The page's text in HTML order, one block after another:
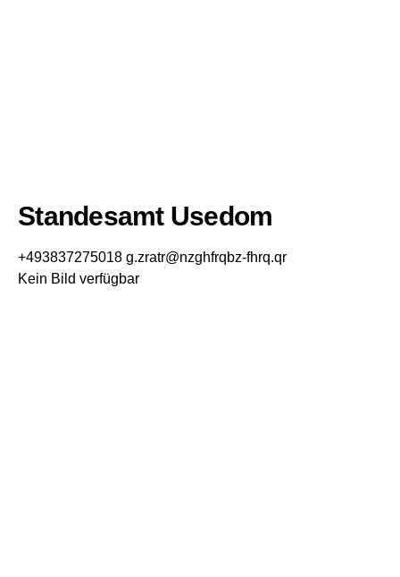
Standesamt Usedom
+493837275018 g.zratr@nzghfrqbz-fhrq.qr
Kein Bild verfügbar